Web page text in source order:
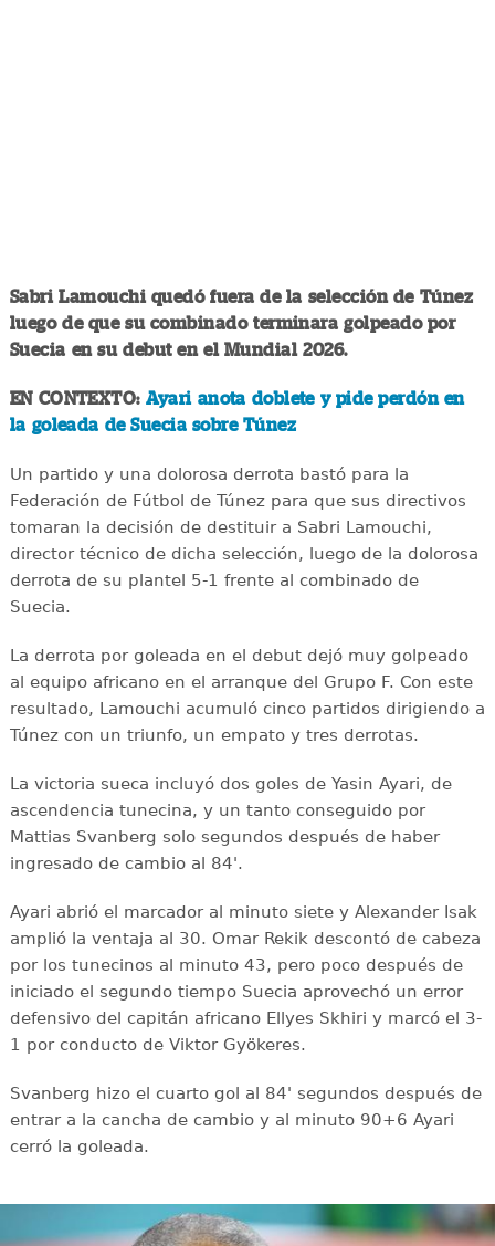
Sabri Lamouchi quedó fuera de la selección de Túnez
luego de que su combinado terminara golpeado por
Suecia en su debut en el Mundial 2026.
EN CONTEXTO: Ayari anota doblete y pide perdón en
la goleada de Suecia sobre Túnez
Un partido y una dolorosa derrota bastó para la
Federación de Fútbol de Túnez para que sus directivos
tomaran la decisión de destituir a Sabri Lamouchi,
director técnico de dicha selección, luego de la dolorosa
derrota de su plantel 5-1 frente al combinado de
Suecia.
La derrota por goleada en el debut dejó muy golpeado
al equipo africano en el arranque del Grupo F. Con este
resultado, Lamouchi acumuló cinco partidos dirigiendo a
Túnez con un triunfo, un empato y tres derrotas.
La victoria sueca incluyó dos goles de Yasin Ayari, de
ascendencia tunecina, y un tanto conseguido por
Mattias Svanberg solo segundos después de haber
ingresado de cambio al 84'.
Ayari abrió el marcador al minuto siete y Alexander Isak
amplió la ventaja al 30. Omar Rekik descontó de cabeza
por los tunecinos al minuto 43, pero poco después de
iniciado el segundo tiempo Suecia aprovechó un error
defensivo del capitán africano Ellyes Skhiri y marcó el 3-
1 por conducto de Viktor Gyökeres.
Svanberg hizo el cuarto gol al 84' segundos después de
entrar a la cancha de cambio y al minuto 90+6 Ayari
cerró la goleada.